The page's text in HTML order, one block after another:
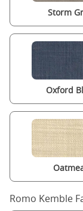
Storm
Oxford
Romo Kemble